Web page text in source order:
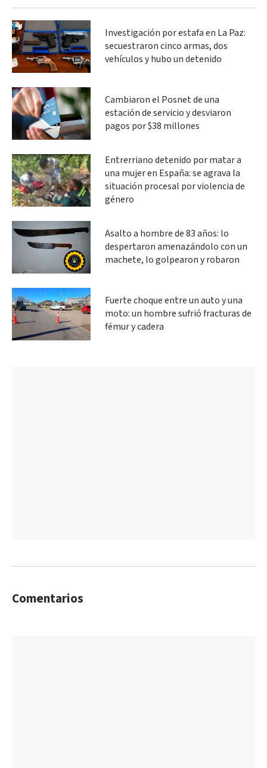
Investigación por estafa en La Paz:
secuestraron cinco armas, dos
vehículos y hubo un detenido
Cambiaron el Posnet de una
estación de servicio y desviaron
pagos por $38 millones
Entrerriano detenido por matar a
una mujer en España: se agrava la
situación procesal por violencia de
género
Asalto a hombre de 83 años: lo
despertaron amenazándolo con un
machete, lo golpearon y robaron
Fuerte choque entre un auto y una
moto: un hombre sufrió fracturas de
fémur y cadera
Comentarios